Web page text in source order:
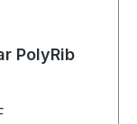
PolyRib